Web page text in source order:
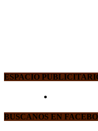
ESPACIO
BUSCANOS EN